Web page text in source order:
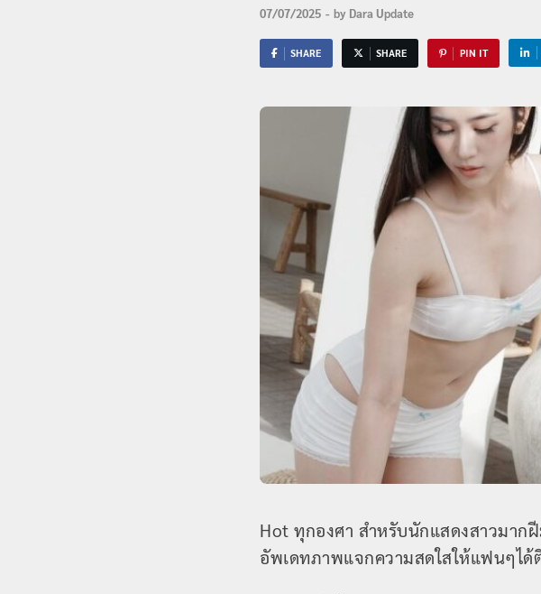
07/07/2025 - by Dara Update
SHARE SHARE PIN IT
Hot ทุกองศา สำหรับนักแสดงสาวมา
อัพเดทภาพแจกความสดใสให้แฟนๆได้